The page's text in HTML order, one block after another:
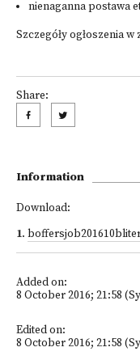
nienaganna postawa
Szczegóły ogłoszenia w
Share:
Information
Download:
1.
Added on:
8 October 2016; 21:58
Edited on:
8 October 2016; 21:58